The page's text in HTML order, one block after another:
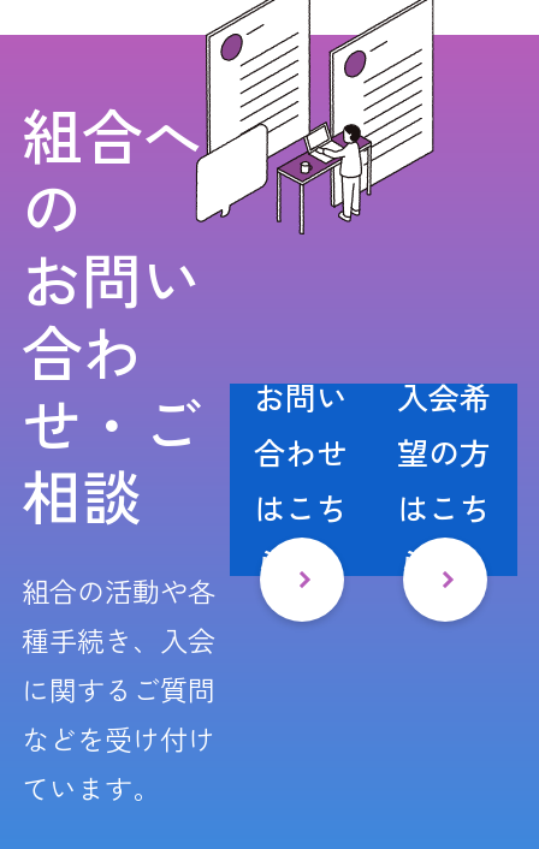
組合へ
の
お問い
合わ
せ・ご
相談
組合の活動や各
種手続き、入会
に関するご質問
などを受け付け
ています。
お問い
合わせ
はこち
ら
入会希
望の方
はこち
ら